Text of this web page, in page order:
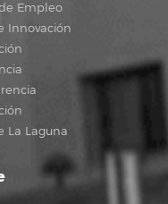
Empleo
Innovación
La Laguna